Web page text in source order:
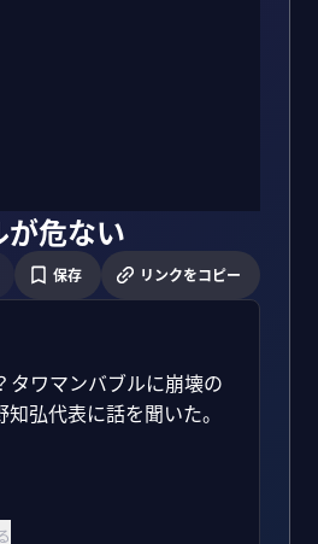
危ない
保存 リンクをコピー
タワマンバブルに崩壊の
弘代表に話を聞いた。